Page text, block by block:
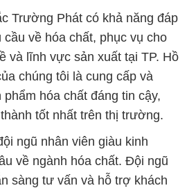
Trường Phát có khả năng đáp
về hóa chất, phục vụ cho
và lĩnh vực sản xuất tại TP. Hồ
chúng tôi là cung cấp và
hóa chất đáng tin cậy,
tốt nhất trên thị trường.
ngũ nhân viên giàu kinh
về ngành hóa chất. Đội ngũ
sàng tư vấn và hỗ trợ khách